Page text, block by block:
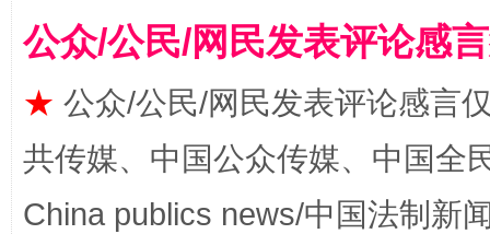
受贿1.44亿！段成刚被判无期 从幼
公众/公民/网民发表评论感
★ 公众/公民/网民发表评论感言
共传媒、中国公众传媒、中国全
China publics news/中国法制新